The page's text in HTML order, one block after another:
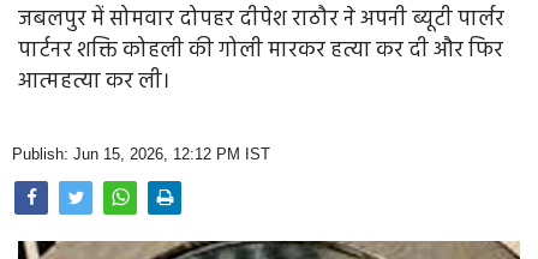
Farm & Food
Opinion
Photo Gallery
Home
जबलपुर में सोमवार दोपहर दीपेश राठौर ने अपनी ब्यूटी पार्लर
पार्टनर शक्ति कोहली की गोली मारकर हत्या कर दी और फिर
आत्महत्या कर ली।
Publish: Jun 15, 2026, 12:12 PM IST